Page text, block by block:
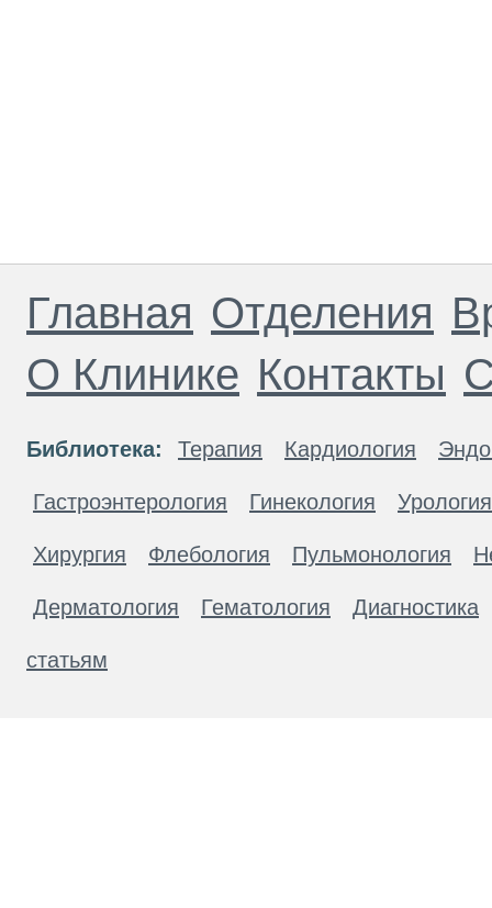
Главная Отделения
О Клинике Контакты
Библиотека: Терапия Кардиология
Гастроэнтерология Гинекология Урология
Хирургия Флебология Пульмонология
Дерматология Гематология Диагностика
статьям